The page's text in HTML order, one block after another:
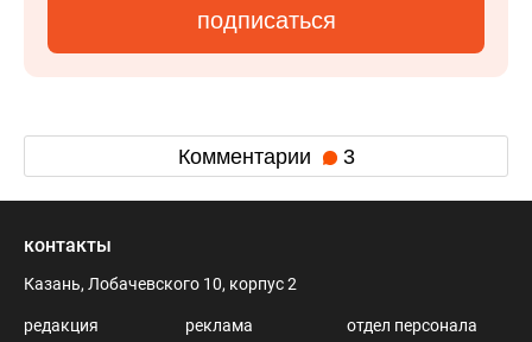
подписаться
Комментарии 3
контакты
Казань, Лобачевского 10, корпус 2
редакция
реклама
отдел персонала